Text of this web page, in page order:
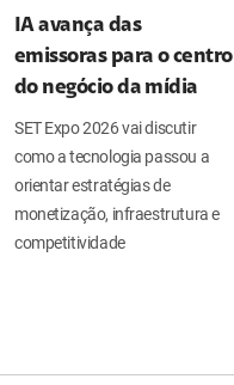
IA avança das
emissoras para o centro
do negócio da mídia
SET Expo 2026 vai discutir
como a tecnologia passou a
orientar estratégias de
monetização, infraestrutura e
competitividade